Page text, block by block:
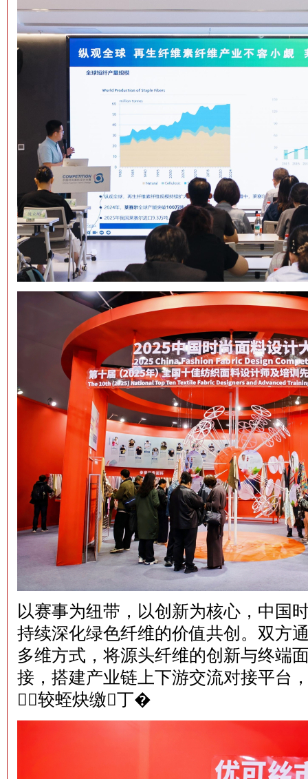
以赛事为纽带，以创新为核心，中国
持续深化绿色纤维的价值共创。双方
多维方式，将源头纤维的创新与终端
接，搭建产业链上下游交流对接平台
较蛭炔缴丁�